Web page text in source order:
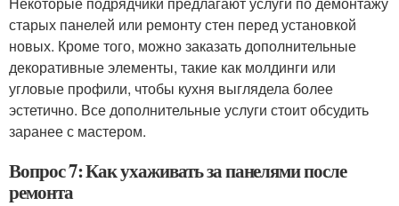
старых панелей или ремонту стен перед установкой
новых. Кроме того, можно заказать дополнительные
декоративные элементы, такие как молдинги или
угловые профили, чтобы кухня выглядела более
эстетично. Все дополнительные услуги стоит обсудить
заранее с мастером.
Вопрос 7: Как ухаживать за панелями после
ремонта